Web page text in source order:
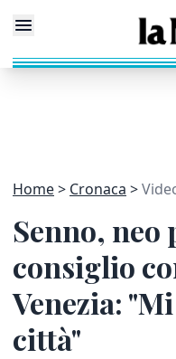
Home Cronaca
Senno, neo
consiglio
Venezia:
città"